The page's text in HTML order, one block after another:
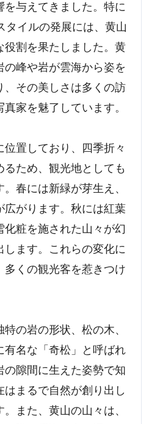
を与えてきました。特に
タイルの発展には、黄山
役割を果たしました。黄
の峰や岩が雲海から姿を
、その美しさは多くの訪
家を魅了しています。
置しており、四季折々
ため、観光地としても
春には新緑が芽生え、
広がります。秋には紅葉
化粧を施された山々が幻
します。これらの変化に
多くの観光客を惹きつけ
の岩の形状、松の木、
有名な「奇松」と呼ばれ
の隙間に生えた姿勢で知
はまるで自然が創り出し
また、黄山の山々は、